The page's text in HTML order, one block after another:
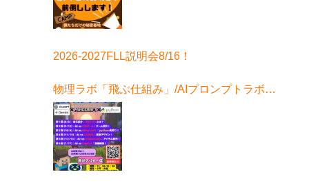
2026-2027FLL説明会8/16！
物理ラボ「飛ぶ仕組み」/AIプロンプトラボ始
まる！